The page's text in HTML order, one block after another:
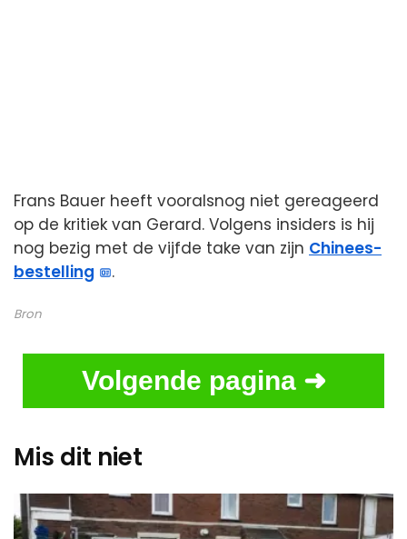
Frans Bauer heeft vooralsnog niet gereageerd
op de kritiek van Gerard. Volgens insiders is hij
nog bezig met de vijfde take van zijn Chinees-
bestelling
.
Bron
Volgende pagina ➜
Mis dit niet